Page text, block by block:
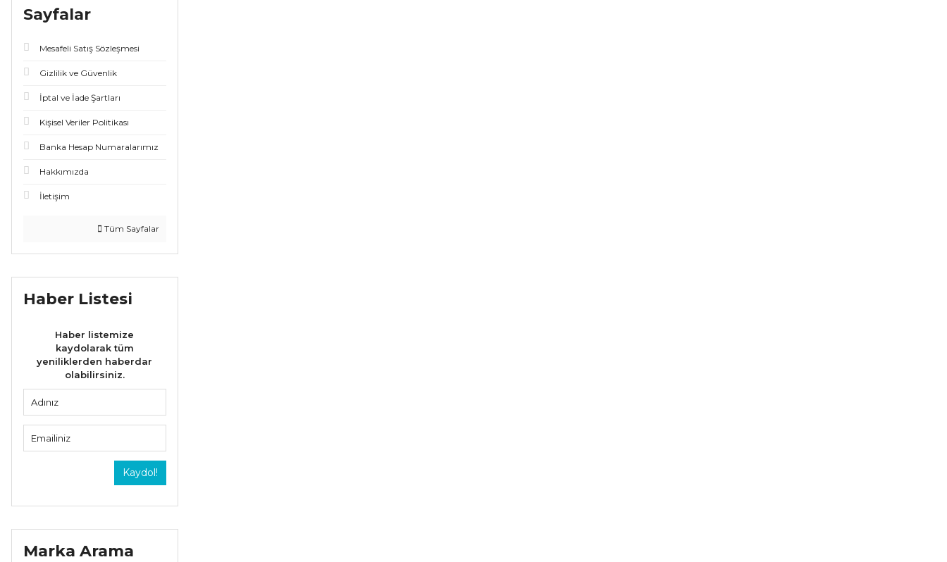
Sayfalar
Mesafeli Satış Sözleşmesi
Gizlilik ve Güvenlik
İptal ve İade Şartları
Kişisel Veriler Politikası
Banka Hesap Numaralarımız
Hakkımızda
İletişim
Tüm Sayfalar
Haber Listesi
Haber listemize
kaydolarak tüm
yeniliklerden haberdar
olabilirsiniz.
Kaydol!
Marka Arama